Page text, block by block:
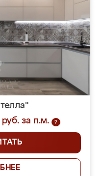
за п.м.
?